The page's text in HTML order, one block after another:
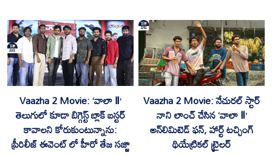
Vaazha 2 Movie: ‘వాలా Ⅱ’
తెలుగులో కూడా బిగ్గెస్ట్ బ్లాక్ బస్టర్
కావాలని కోరుకుంటున్నాను:
ప్రీరిలీజ్ ఈవెంట్ లో హీరో తేజ సజ్జా
Vaazha 2 Movie: నేచురల్ స్టార్
నాని లాంచ్ చేసిన ‘వాలా Ⅱ’
అన్‌లిమిటెడ్ ఫన్, హార్ట్ టచ్చింగ్
థియేట్రికల్ ట్రైలర్